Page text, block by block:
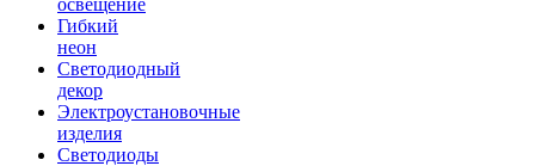
освещение
Гибкий
неон
Светодиодный
декор
Электроустановочные
изделия
Светодиоды